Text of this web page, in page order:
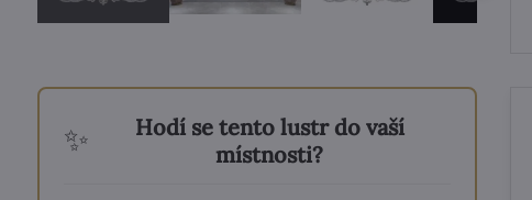
✨
Hodí se tento lustr do vaší
místnosti?